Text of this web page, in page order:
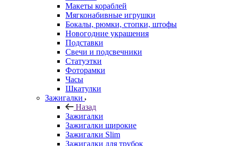
Макеты кораблей
Мягконабивные игрушки
Бокалы, рюмки, стопки, штофы
Новогодние украшения
Подставки
Свечи и подсвечники
Статуэтки
Фоторамки
Часы
Шкатулки
Зажигалки
Назад
Зажигалки
Зажигалки широкие
Зажигалки Slim
Зажигалки для трубок